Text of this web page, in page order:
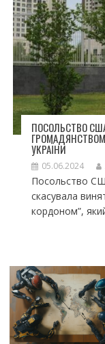
ПОСОЛЬСТВО
УКРАЇНИ
05.06.2024
Посольство
скасувала
кордоном”,